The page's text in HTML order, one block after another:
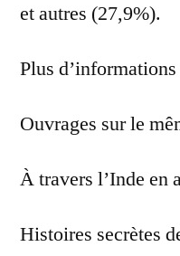
et autres (27,9%).
Plus
Ouvrages sur le
À travers l’Inde en
Histoires secrètes